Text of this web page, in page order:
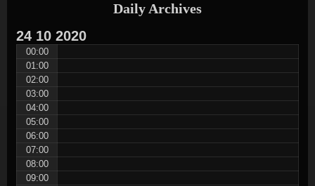
Daily Archives
24 10 2020
00:00
01:00
02:00
03:00
04:00
05:00
06:00
07:00
08:00
09:00